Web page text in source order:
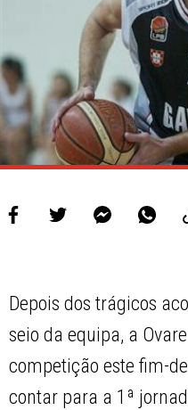
PROJETOS
LIGA BETCLIC
LIGA BETCLIC
Depois dos trágicos
seio da equipa, a
competição este fim-
contar para a 1ª